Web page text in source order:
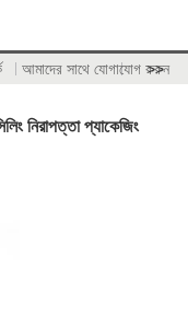
আমাদের সাথে যোগাযোগ করুন
>>
নিরাপত্তা প্যাকেজিং